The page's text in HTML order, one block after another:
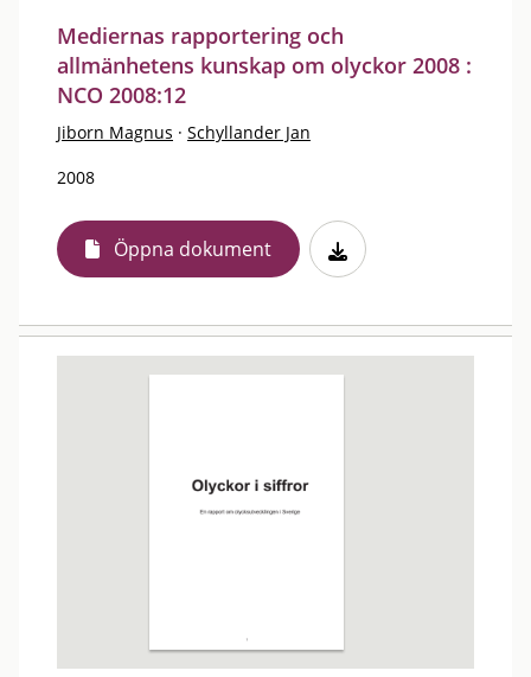
Mediernas rapportering och
allmänhetens kunskap om olyckor 2008 :
NCO 2008:12
Jiborn Magnus · Schyllander Jan
2008
Öppna dokument